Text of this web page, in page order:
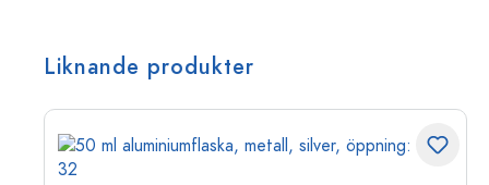
Liknande produkter